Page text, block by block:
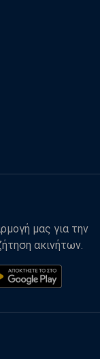
μας για την
ακινήτων.